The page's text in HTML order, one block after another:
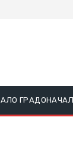
АЛО